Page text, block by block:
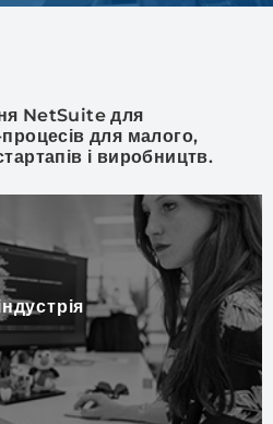
NetSuite для
процесів для малого,
і виробництв.